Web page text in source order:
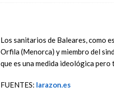
Los sanitarios de Baleares, como
Orfila (Menorca) y miembro del
que es una medida ideológica
FUENTES: larazon.es